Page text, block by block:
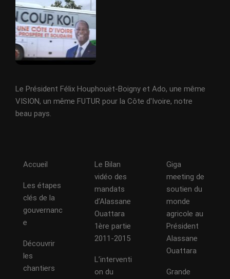
Le Président Félix Houphouët-Boigny et Ado, une même
VISION, un même FUTUR pour la Côte d'Ivoire, notre
beau pays.
Accueil
Les étapes
clés de la
gouvernanc
e
Découvrir
les
chantiers
Le Bilan
vidéo des
mandats
d’Alassane
Ouattara
1ère partie
2011-2015
L’interventi
on du
Giga
meeting de
soutien du
monde
agricole au
Président
Alassane
Ouattara
Grande